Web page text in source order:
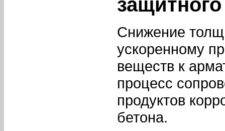
Снижение
ускоренному
веществ к
процесс
продуктов
бетона.